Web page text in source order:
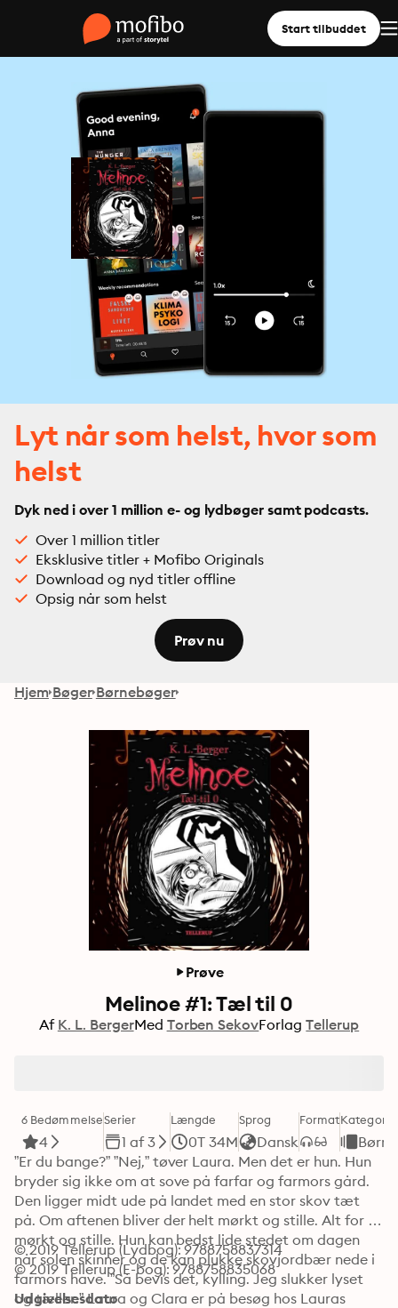
Start tilbuddet
Lyt når som helst, hvor som
helst
Dyk ned i over 1 million e- og lydbøger samt podcasts.
Over 1 million titler
Eksklusive titler + Mofibo Originals
Download og nyd titler offline
Opsig når som helst
Prøv nu
Hjem Bøger Børnebøger
Prøve
Melinoe #1: Tæl til 0
Af K. L. BergerMed Torben SekovForlag Tellerup
6 Bedømmelse
4
Serier
1 af 3
Længde
0T 34M
Sprog
Dansk
FormatKategori
”Er du bange?” ”Nej,” tøver Laura. Men det er hun. Hun
bryder sig ikke om at sove på farfar og farmors gård.
Den ligger midt ude på landet med en stor skov tæt
på. Om aftenen bliver der helt mørkt og stille. Alt for
mørkt og stille. Hun kan bedst lide stedet om dagen
når solen skinner og de kan plukke skovjordbær nede i
farmors have. ”Så bevis det, kylling. Jeg slukker lyset
og tæller.” Laura og Clara er på besøg hos Lauras
© 2019 Tellerup (Lydbog): 9788758837314
© 2019 Tellerup (E-bog): 9788758835068
Udgivelsesdato